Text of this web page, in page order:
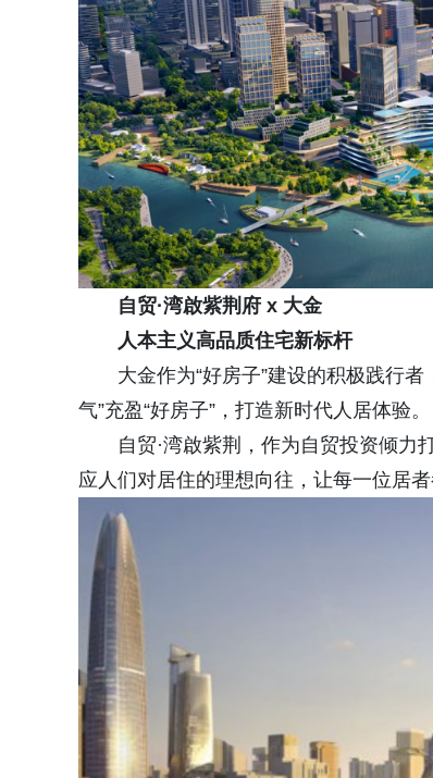
自贸·湾啟紫荆府 x 大金
人本主义高品质住宅新标杆
大金作为“好房子”建设的积极践行
气”充盈“好房子”，打造新时代人居体验。
自贸·湾啟紫荆，作为自贸投资倾力
应人们对居住的理想向往，让每一位居